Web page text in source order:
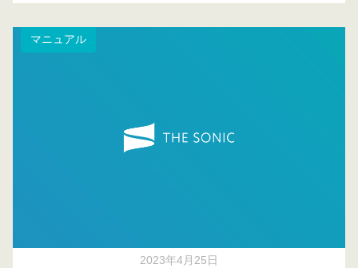
マニュアル
2023年4月25日